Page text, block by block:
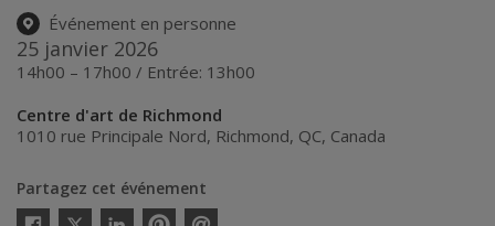
Événement en personne
25 janvier 2026
14h00 – 17h00 / Entrée: 13h00
Centre d'art de Richmond
1010 rue Principale Nord, Richmond, QC, Canada
Partagez cet événement
Twitter